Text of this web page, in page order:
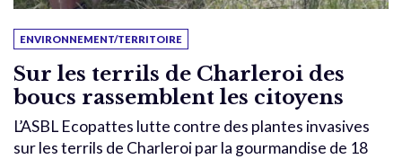
ENVIRONNEMENT/TERRITOIRE
Sur les terrils de Charleroi des
boucs rassemblent les citoyens
L’ASBL Ecopattes lutte contre des plantes invasives
sur les terrils de Charleroi par la gourmandise de 18